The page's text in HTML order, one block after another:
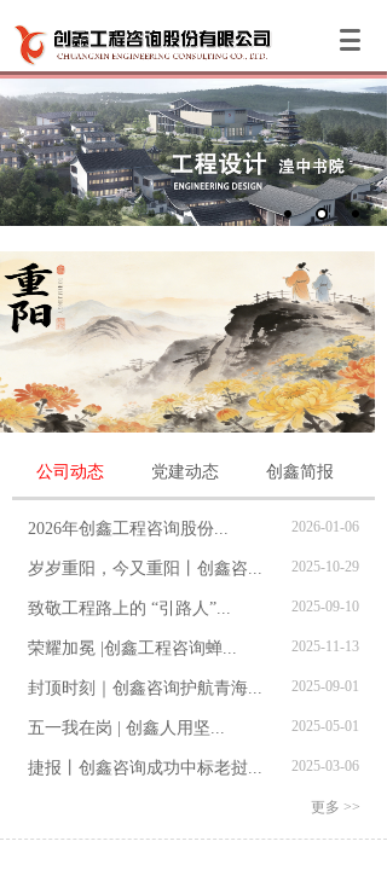
公司动态 党建动态 创鑫简报
2026年创鑫工程咨询股份... 2026-01-06
岁岁重阳，今又重阳丨创鑫咨... 2025-10-29
致敬工程路上的 “引路人”... 2025-09-10
荣耀加冕 |创鑫工程咨询蝉... 2025-11-13
封顶时刻｜创鑫咨询护航青海... 2025-09-01
五一我在岗 | 创鑫人用坚... 2025-05-01
捷报丨创鑫咨询成功中标老挝... 2025-03-06
更多 >>